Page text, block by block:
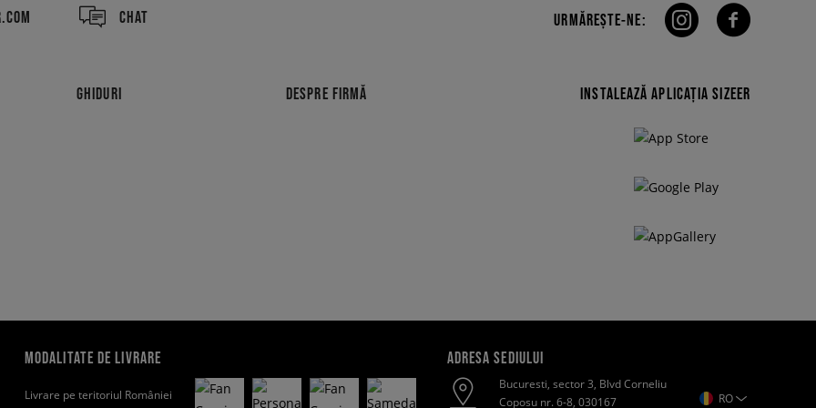
CHAT
GHIDURI DESPRE FIRMĂ
URMĂREȘTE-NE:
INSTALEAZĂ APLICAȚIA SIZEER
MODALITATE DE LIVRARE
Livrare pe teritoriul României
ADRESA SEDIULUI
Bucuresti, sector 3, Blvd Corneliu
Coposu nr. 6-8, 030167
RO